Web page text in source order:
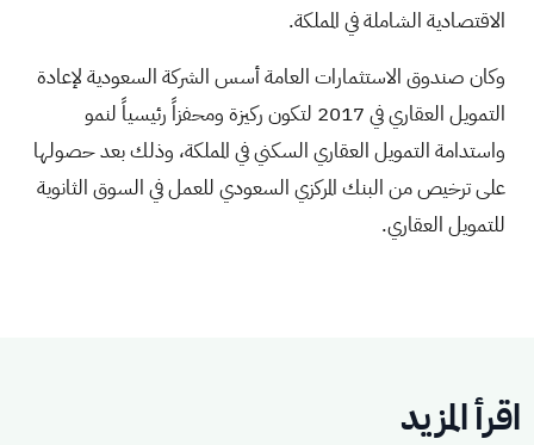
الاقتصادية الشاملة في المملكة.
وكان صندوق الاستثمارات العامة أسس الشركة السعودية لإعادة
التمويل العقاري في 2017 لتكون ركيزة ومحفزاً رئيسياً لنمو
واستدامة التمويل العقاري السكني في المملكة، وذلك بعد حصولها
على ترخيص من البنك المركزي السعودي للعمل في السوق الثانوية
للتمويل العقاري.
اقرأ المزيد